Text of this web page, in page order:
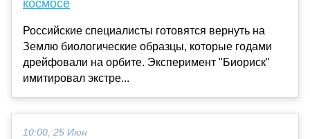
космосе
Российские специалисты готовятся вернуть на
Землю биологические образцы, которые годами
дрейфовали на орбите. Эксперимент "Биориск"
имитировал экстре...
10:00, 25 Июн